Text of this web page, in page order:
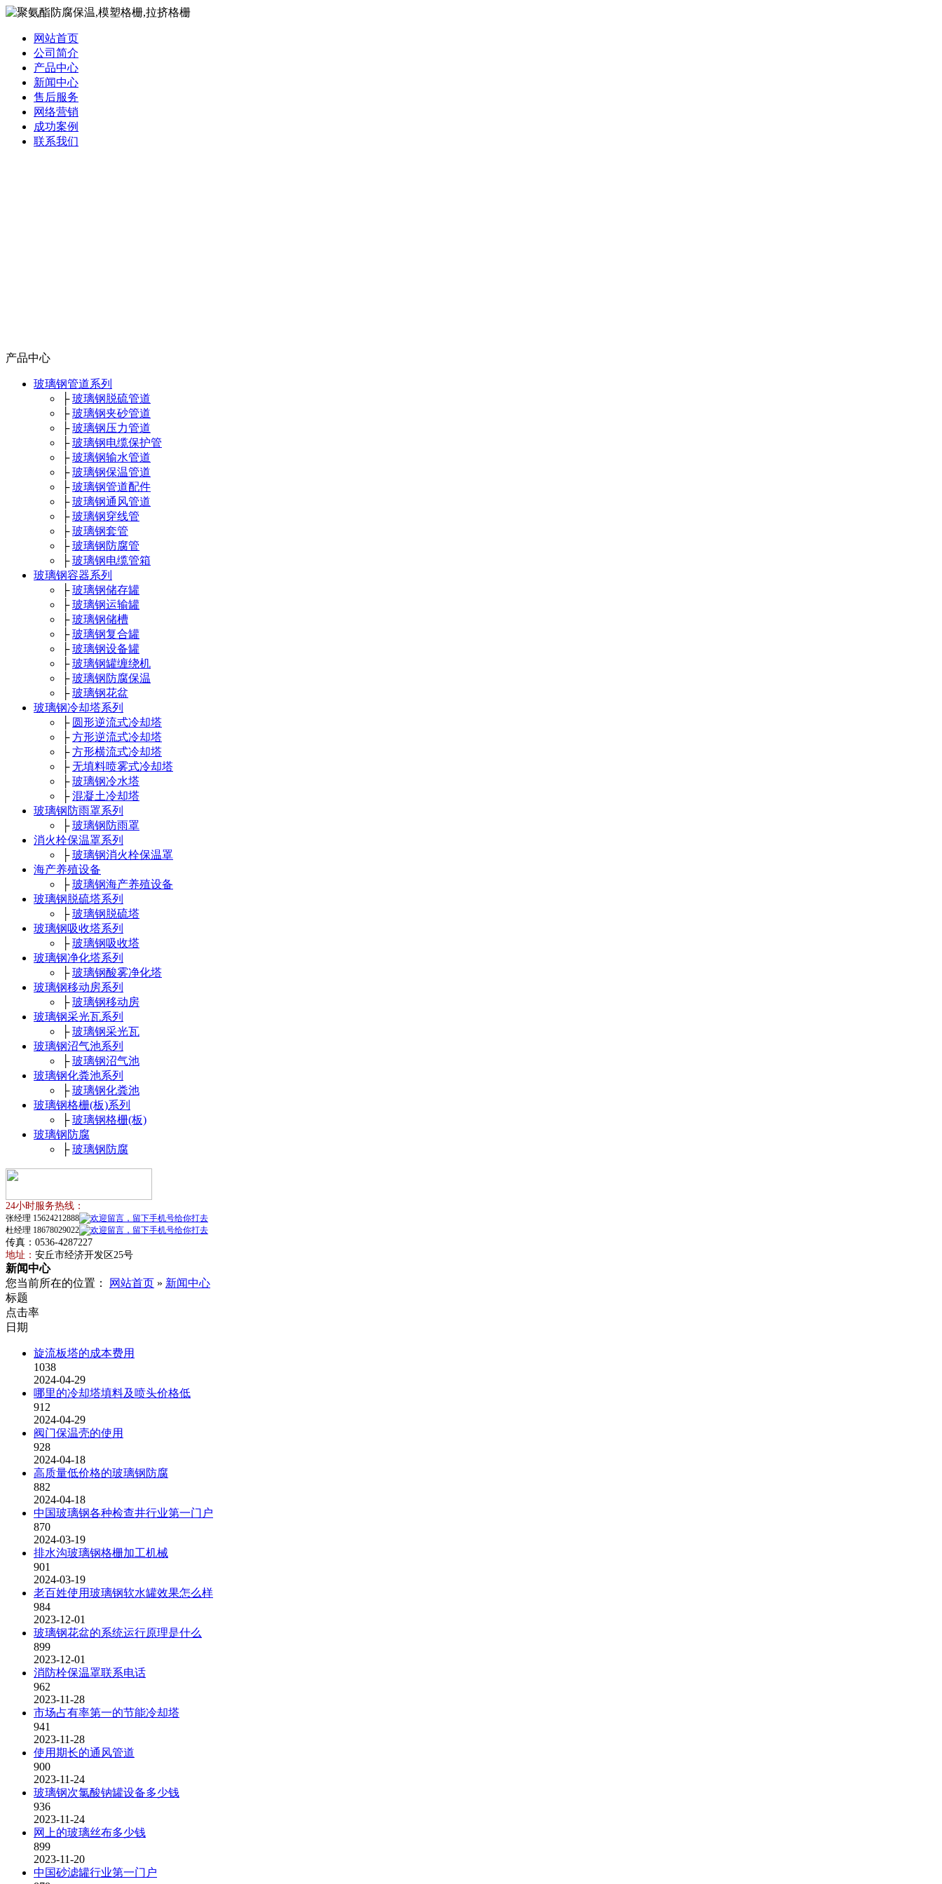
网站首页
公司简介
产品中心
新闻中心
售后服务
网络营销
成功案例
联系我们
产品中心
玻璃钢管道系列
├玻璃钢脱硫管道
├玻璃钢夹砂管道
├玻璃钢压力管道
├玻璃钢电缆保护管
├玻璃钢输水管道
├玻璃钢保温管道
├玻璃钢管道配件
├玻璃钢通风管道
├玻璃钢穿线管
├玻璃钢套管
├玻璃钢防腐管
├玻璃钢电缆管箱
玻璃钢容器系列
├玻璃钢储存罐
├玻璃钢运输罐
├玻璃钢储槽
├玻璃钢复合罐
├玻璃钢设备罐
├玻璃钢罐缠绕机
├玻璃钢防腐保温
├玻璃钢花盆
玻璃钢冷却塔系列
├ 圆形逆流式冷却塔
├方形逆流式冷却塔
├方形横流式冷却塔
├无填料喷雾式冷却塔
├玻璃钢冷水塔
├混凝土冷却塔
玻璃钢防雨罩系列
├玻璃钢防雨罩
消火栓保温罩系列
├玻璃钢消火栓保温罩
海产养殖设备
├玻璃钢海产养殖设备
玻璃钢脱硫塔系列
├玻璃钢脱硫塔
玻璃钢吸收塔系列
├玻璃钢吸收塔
玻璃钢净化塔系列
├玻璃钢酸雾净化塔
玻璃钢移动房系列
├玻璃钢移动房
玻璃钢采光瓦系列
├玻璃钢采光瓦
玻璃钢沼气池系列
├玻璃钢沼气池
玻璃钢化粪池系列
├玻璃钢化粪池
玻璃钢格栅(板)系列
├玻璃钢格栅(板)
玻璃钢防腐
├玻璃钢防腐
24小时服务热线：
张经理 15624212888
杜经理 18678029022
传真：0536-4287227
地址： 安丘市经济开发区25号
新闻中心
您当前所在的位置：
网站首页 » 新闻中心
标题
点击率
日期
旋流板塔的成本费用
1038
2024-04-29
哪里的冷却塔填料及喷头价格低
912
2024-04-29
阀门保温壳的使用
928
2024-04-18
高质量低价格的玻璃钢防腐
882
2024-04-18
中国玻璃钢各种检查井行业第一门户
870
2024-03-19
排水沟玻璃钢格栅加工机械
901
2024-03-19
老百姓使用玻璃钢软水罐效果怎么样
984
2023-12-01
玻璃钢花盆的系统运行原理是什么
899
2023-12-01
消防栓保温罩联系电话
962
2023-11-28
市场占有率第一的节能冷却塔
941
2023-11-28
使用期长的通风管道
900
2023-11-24
玻璃钢次氯酸钠罐设备多少钱
936
2023-11-24
网上的玻璃丝布多少钱
899
2023-11-20
中国砂滤罐行业第一门户